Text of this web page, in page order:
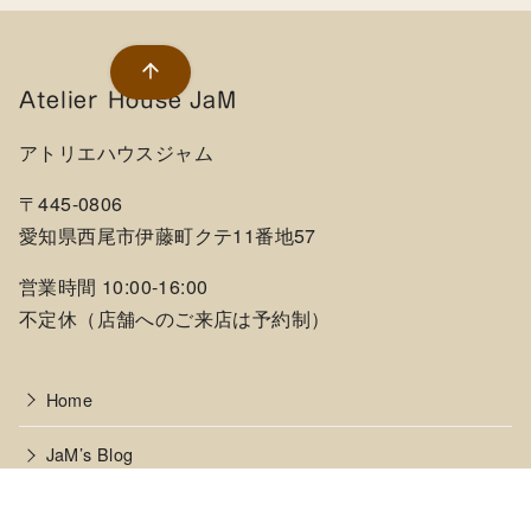
Atelier House JaM
アトリエハウスジャム
〒445-0806
愛知県西尾市伊藤町クテ11番地57
営業時間 10:00-16:00
不定休（店舗へのご来店は予約制）
Home
JaM’s Blog